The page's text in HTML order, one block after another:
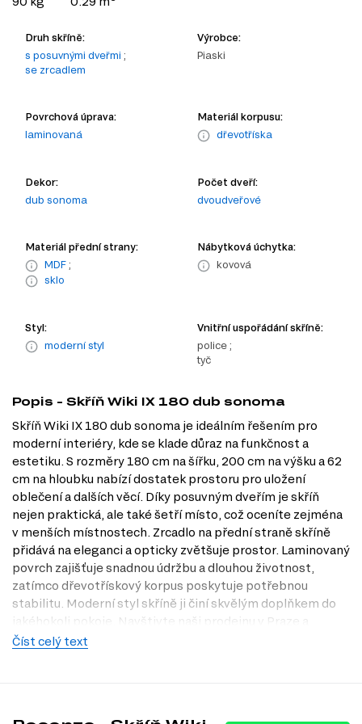
Druh skříně:
s posuvnými dveřmi ;
se zrcadlem
Výrobce:
Piaski
Povrchová úprava:
laminovaná
Materiál korpusu:
dřevotříska
Dekor:
dub sonoma
Počet dveří:
dvoudveřové
Materiál přední strany:
MDF ;
sklo
Nábytková úchytka:
kovová
Styl:
moderní styl
Vnitřní uspořádání skříně:
police ;
tyč
Popis - Skříň Wiki IX 180 dub sonoma
Skříň Wiki IX 180 dub sonoma je ideálním řešením pro
moderní interiéry, kde se klade důraz na funkčnost a
estetiku. S rozměry 180 cm na šířku, 200 cm na výšku a 62
cm na hloubku nabízí dostatek prostoru pro uložení
oblečení a dalších věcí. Díky posuvným dveřím je skříň
nejen praktická, ale také šetří místo, což oceníte zejména
v menších místnostech. Zrcadlo na přední straně skříně
přidává na eleganci a opticky zvětšuje prostor. Laminovaný
povrch zajišťuje snadnou údržbu a dlouhou životnost,
zatímco dřevotřískový korpus poskytuje potřebnou
stabilitu. Moderní styl skříně ji činí skvělým doplňkem do
jakéhokoli pokoje. Navštivte naši prodejnu v Praze a
objevte další možnosti, které Dubok.cz nabízí.
Číst celý text